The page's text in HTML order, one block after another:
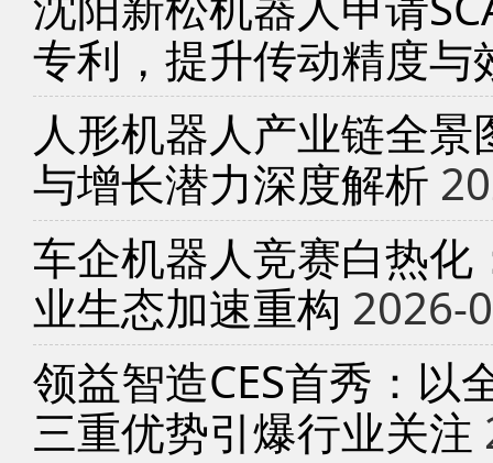
专利，提升传动精度与
人形机器人产业链全
与增长潜力深度解析
车企机器人竞赛白热
业生态加速重构 2026-
领益智造CES首秀：以
三重优势引爆行业关注